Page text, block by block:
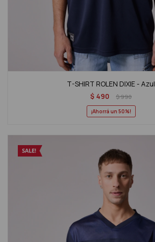
T-SHIRT ROLEN DIXIE - Azul
$ 490 $990
50